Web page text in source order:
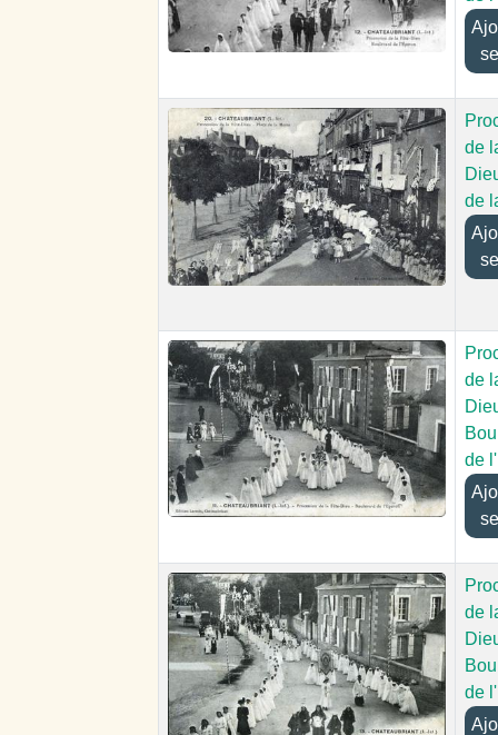
de
de
de
de
de
de